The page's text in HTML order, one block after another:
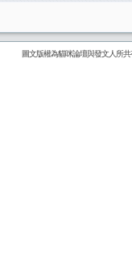
圖文版權為貓咪論壇與發文人所共